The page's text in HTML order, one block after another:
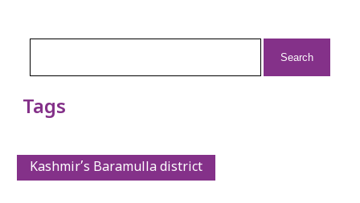
Tags
Kashmir’s Baramulla district